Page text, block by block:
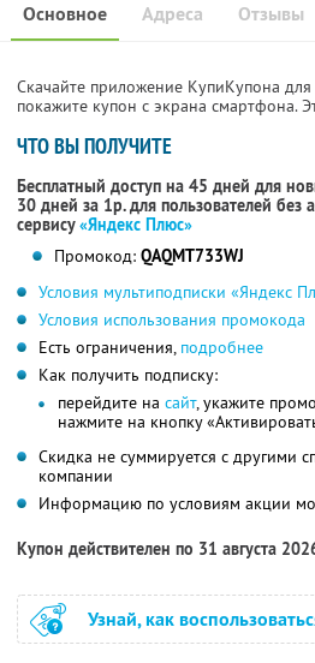
Основное Отзывы
Адреса
Скачайте приложение КупиКупона для
покажите купон с экрана смартфона.
ЧТО ВЫ ПОЛУЧИТЕ
Бесплатный доступ на 45 дней для
30 дней за 1р. для пользователей без
сервису«Яндекс Плюс»
Промокод: QAQMT733WJ
Условия мультиподписки «Яндекс
Условия использования промокода
Есть ограничения, подробнее
Как получить подписку:
перейдите на сайт, укажите
нажмите на кнопку
Скидка не суммируется с другими
компании
Информацию по условиям акции
Купон действителен по 31 августа
Узнай, как